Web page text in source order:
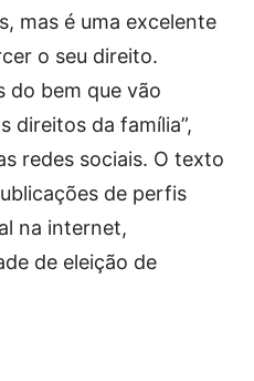
mas é uma excelente
o seu direito.
do bem que vão
direitos da família”,
redes sociais. O texto
de perfis
na internet,
de eleição de